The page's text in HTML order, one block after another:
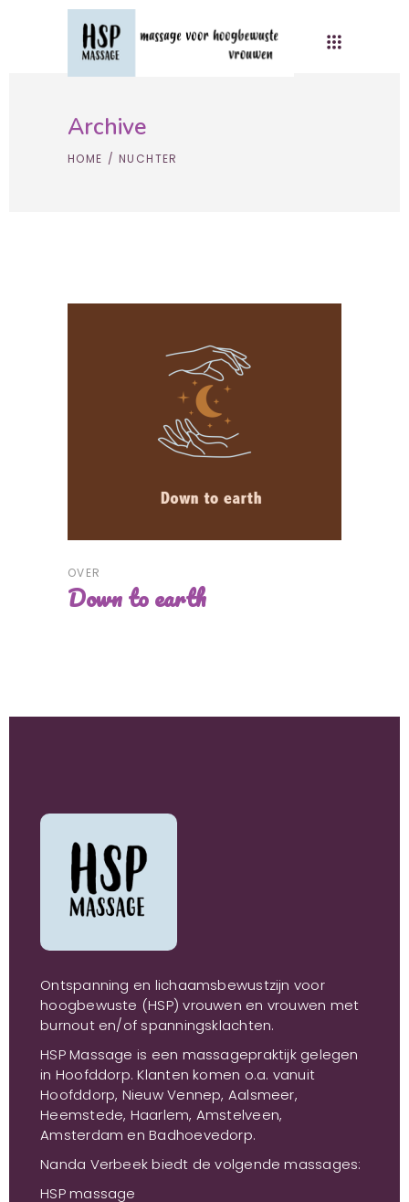
Archive
HOME / NUCHTER
OVER
Down to earth
Ontspanning en lichaamsbewustzijn voor
hoogbewuste (HSP) vrouwen en vrouwen met
burnout en/of spanningsklachten.
HSP Massage is een massagepraktijk gelegen
in Hoofddorp. Klanten komen o.a. vanuit
Hoofddorp, Nieuw Vennep, Aalsmeer,
Heemstede, Haarlem, Amstelveen,
Amsterdam en Badhoevedorp.
Nanda Verbeek biedt de volgende massages:
HSP massage